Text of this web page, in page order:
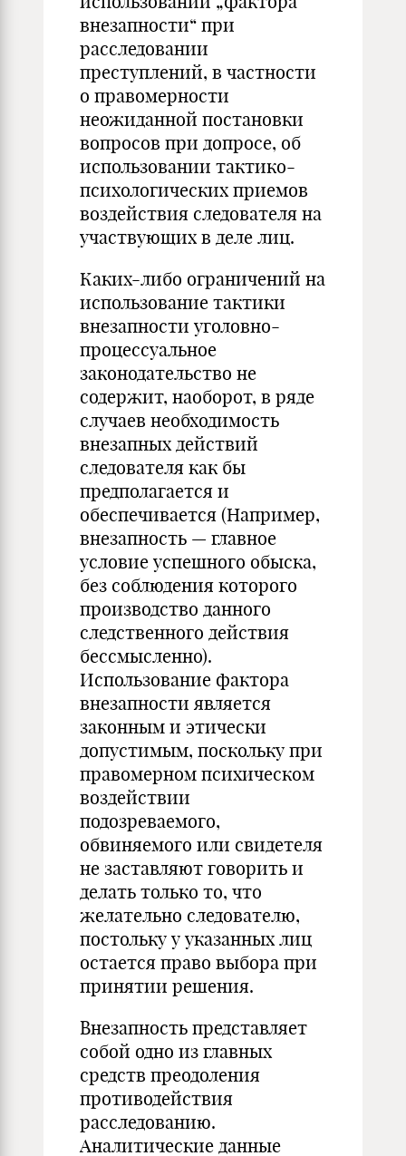
внезапности“ при
расследовании
преступлений, в частности
о правомерности
неожиданной постановки
вопросов при допросе, об
использовании тактико-
психологических приемов
воздействия следователя на
участвующих в деле лиц.
Каких-либо ограничений на
использование тактики
внезапности уголовно-
процессуальное
законодательство не
содержит, наоборот, в ряде
случаев необходимость
внезапных действий
следователя как бы
предполагается и
обеспечивается (Например,
внезапность — главное
условие успешного обыска,
без соблюдения которого
производство данного
следственного действия
бессмысленно).
Использование фактора
внезапности является
законным и этически
допустимым, поскольку при
правомерном психическом
воздействии
подозреваемого,
обвиняемого или свидетеля
не заставляют говорить и
делать только то, что
желательно следователю,
постольку у указанных лиц
остается право выбора при
принятии решения.
Внезапность представляет
собой одно из главных
средств преодоления
противодействия
расследованию.
Аналитические данные